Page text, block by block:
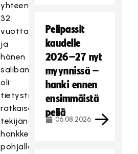
yhteensä
32
vuotta,
ja
hänen
salibandyhulluutensa
oli
tietysti
ratkaisevimpana
tekijänä
hankkeen
pohjalla.
Pelipassit
kaudelle
2026–27 nyt
myynnissä –
hanki ennen
ensimmäistä
peliä
06.08.2026